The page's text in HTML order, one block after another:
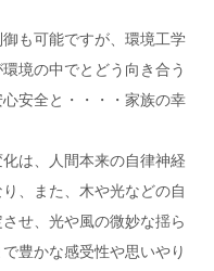
も可能ですが、環境工学
境の中でとどう向き合う
安全と・・・・家族の幸
は、人間本来の自律神経
、また、木や光などの自
せ、光や風の微妙な揺ら
豊かな感受性や思いやり